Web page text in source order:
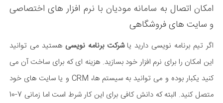
امکان اتصال به سامانه مودیان با نرم افزار های اختصاصی
و سایت های فروشگاهی
اگر تیم برنامه نویسی دارید یاشرکت برنامه نویسی هستید می توانید
این امکان را برای نرم افزار خود بسازید. هزینه ای که برای ساخت آن می
کنید یکبار بوده و می توانید به سیستم ها، CRM و یا سایت های خود
متصل کنید. البته که دانش کافی برای این کار شرط است اما زمانی 7-10